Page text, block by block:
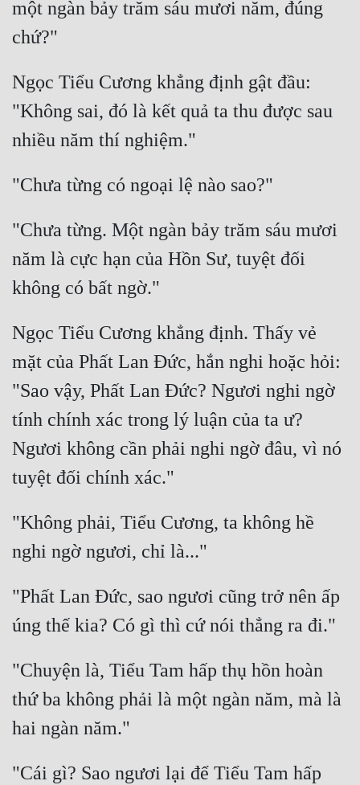
một ngàn bảy trăm sáu mươi năm, đúng
Ngọc Tiểu Cương khẳng định gật đầu:
"Không sai, đó là kết quả ta thu được sau
"Chưa từng. Một ngàn bảy trăm sáu mươi
năm là cực hạn của Hồn Sư, tuyệt đối
Ngọc Tiểu Cương khẳng định. Thấy vẻ
mặt của Phất Lan Đức, hắn nghi hoặc hỏi:
"Sao vậy, Phất Lan Đức? Ngươi nghi ngờ
tính chính xác trong lý luận của ta ư?
Ngươi không cần phải nghi ngờ đâu, vì nó
"Không phải, Tiểu Cương, ta không hề
"Phất Lan Đức, sao ngươi cũng trở nên ấp
"Chuyện là, Tiểu Tam hấp thụ hồn hoàn
thứ ba không phải là một ngàn năm, mà là
"Cái gì? Sao ngươi lại để Tiểu Tam hấp